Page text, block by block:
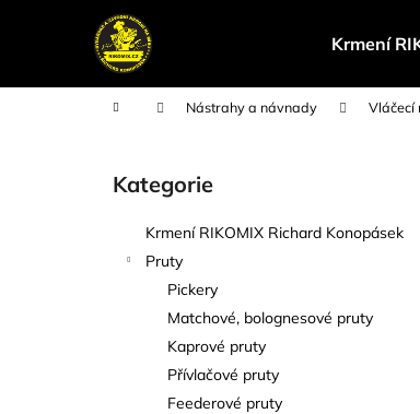
Krmení
Domů Nástrahy a návnady Vláčecí
Přeskočit
kategorie
Kategorie
Krmení RIKOMIX Richard Konopásek
Pruty
Pickery
Matchové, bolognesové pruty
Kaprové pruty
Přívlačové pruty
Feederové pruty
í
Zpět
do
Zpět
do